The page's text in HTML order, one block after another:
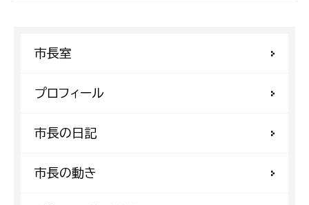
市長室
プロフィール
市長の日記
市長の動き